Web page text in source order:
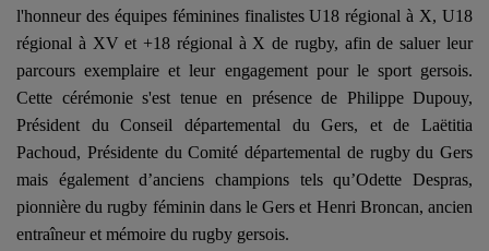
l'honneur des équipes féminines finalistes U18 régional à X, U18
régional à XV et +18 régional à X de rugby, afin de saluer leur
parcours exemplaire et leur engagement pour le sport gersois.
Cette cérémonie s'est tenue en présence de Philippe Dupouy,
Président du Conseil départemental du Gers, et de Laëtitia
Pachoud, Présidente du Comité départemental de rugby du Gers
mais également d’anciens champions tels qu’Odette Despras,
pionnière du rugby féminin dans le Gers et Henri Broncan, ancien
entraîneur et mémoire du rugby gersois.